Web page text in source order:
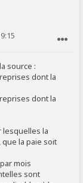
source :
dont la
dont la
lesquelles la
la paie soit
mois
sont